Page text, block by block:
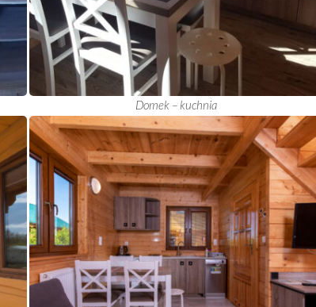
Domek – kuchnia